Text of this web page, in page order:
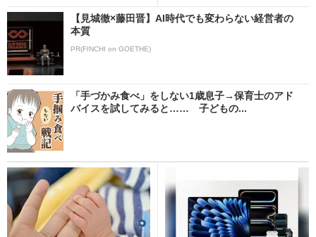
【見城徹×藤田晋】AI時代でも変わらない経営者の
本質
PR(FINCHI on GOETHE)
「手づかみ食べ」をしない1歳息子→保育士のアド
バイスを試してみると…… 子どもの...